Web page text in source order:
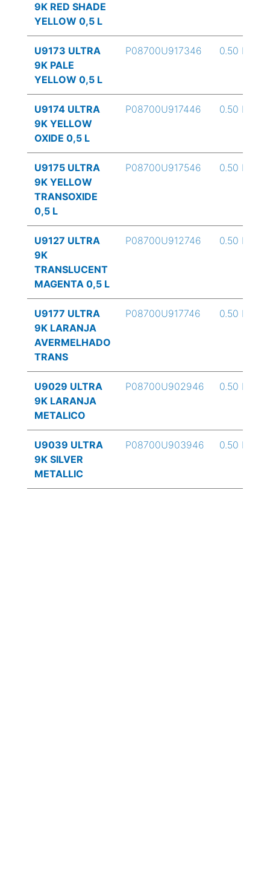
9K RED SHADE
YELLOW 0,5 L
U9173 ULTRA
9K PALE
YELLOW 0,5 L
P08700U917346 0.50 L
U9174 ULTRA
9K YELLOW
OXIDE 0,5 L
P08700U917446 0.50 L
U9175 ULTRA
9K YELLOW
TRANSOXIDE
0,5 L
P08700U917546 0.50 L
U9127 ULTRA
9K
TRANSLUCENT
MAGENTA 0,5 L
P08700U912746 0.50 L
U9177 ULTRA
9K LARANJA
AVERMELHADO
TRANS
P08700U917746 0.50 L
U9029 ULTRA
9K LARANJA
METALICO
P08700U902946 0.50 L
U9039 ULTRA
9K SILVER
METALLIC
P08700U903946 0.50 L